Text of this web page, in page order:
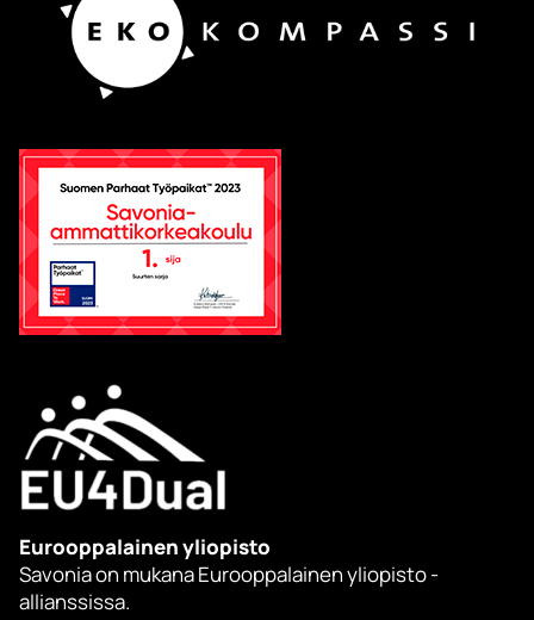
Eurooppalainen yliopisto
Savonia on mukana Eurooppalainen yliopisto -
allianssissa.